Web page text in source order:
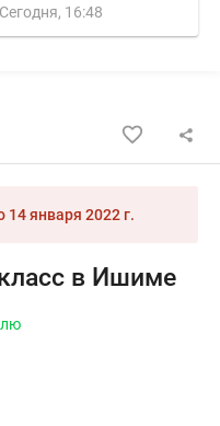
Сегодня, 16:48
14 января 2022 г.
в Ишиме